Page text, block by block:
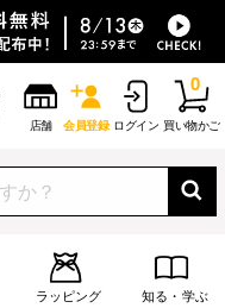
店舗 会員登録 ログイン 買い物かご
0
ラッピング 知る・学ぶ